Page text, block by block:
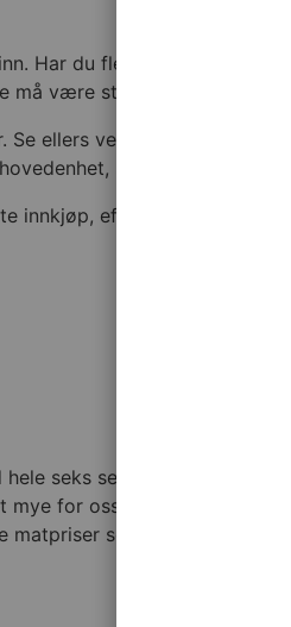
Har du flere filer eller
være større enn 10 MB.
ellers veiledning til 9a om
selv om eier/eierne
innkjøp, effektiv drift og
seks seire. At vi vinner
for oss å kunne si at du
som enkelttiltaket